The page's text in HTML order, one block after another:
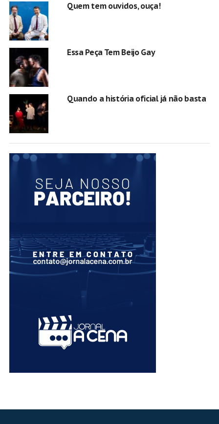
Quem tem ouvidos, ouça!
Essa Peça Tem Beijo Gay
Quando a história oficial já não basta